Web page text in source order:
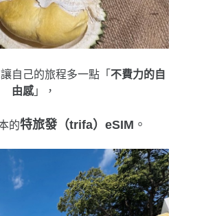
自己的旅程多一點「不費力的自
由感」，
的特旅發（trifa）eSIM 。